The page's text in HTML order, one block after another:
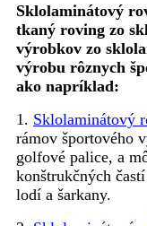
Sklolaminátový
tkaný roving zo
výrobkov zo
výrobu rôznych
ako napríklad:
1. Sklolaminátový
rámov športového
golfové palice, a
konštrukčných
lodí a šarkany.